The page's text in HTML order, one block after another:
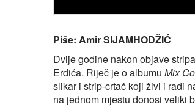
Piše: Amir SIJAMHODŽIĆ
Dvije godine nakon objave stripa
Erdića. Riječ je o albumu Mix
slikar i strip‑crtač koji živi i radi
na jednom mjestu donosi veliki